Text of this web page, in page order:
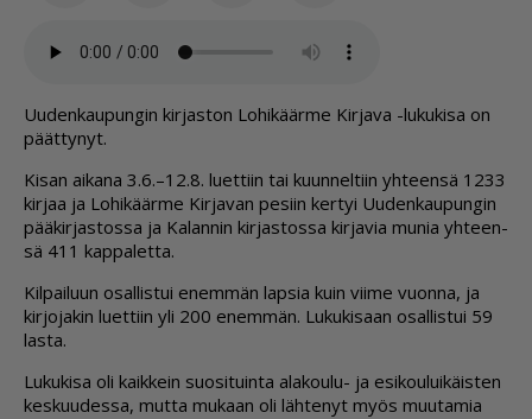
Uu­den­kau­pun­gin kir­jas­ton Lo­hi­käär­me Kir­ja­va -lu­ku­ki­sa on
päät­ty­nyt.
Ki­san ai­ka­na 3.6.–12.8. lu­et­tiin tai kuun­nel­tiin yh­teen­sä 1233
kir­jaa ja Lo­hi­käär­me Kir­ja­van pe­siin ker­tyi Uu­den­kau­pun­gin
pää­kir­jas­tos­sa ja Ka­lan­nin kir­jas­tos­sa kir­ja­via mu­nia yh­teen­
sä 411 kap­pa­let­ta.
Kil­pai­luun osal­lis­tui enem­män lap­sia kuin vii­me vuon­na, ja
kir­jo­ja­kin lu­et­tiin yli 200 enem­män. Lu­ku­ki­saan osal­lis­tui 59
las­ta.
Lu­ku­ki­sa oli kaik­kein suo­si­tuin­ta ala­kou­lu- ja esi­kou­lui­käis­ten
kes­kuu­des­sa, mut­ta mu­kaan oli läh­te­nyt myös muu­ta­mia